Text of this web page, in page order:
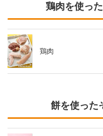
鶏肉を使っ
鶏肉
餅を使った